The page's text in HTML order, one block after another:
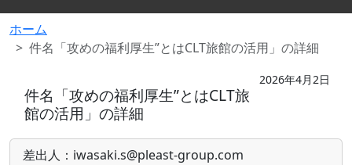
ホーム
件名「攻めの福利厚生”とはCLT旅館の活用」の詳細
件名「攻めの福利厚生”とはCLT旅
館の活用」の詳細
2026年4月2日
差出人：iwasaki.s@pleast-group.com